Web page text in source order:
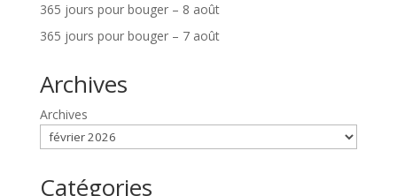
365 jours pour bouger – 8 août
365 jours pour bouger – 7 août
Archives
Archives
Catégories